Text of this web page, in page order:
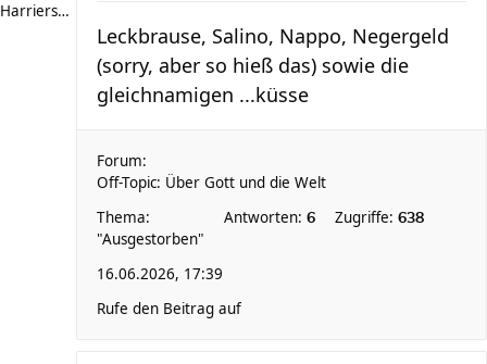
Harriersand reloaded
Leckbrause, Salino, Nappo, Negergeld
(sorry, aber so hieß das) sowie die
gleichnamigen ...küsse
Forum:
Off-Topic: Über Gott und die Welt
Thema:
"Ausgestorben"
Antworten: 6 Zugriffe: 638
16.06.2026, 17:39
Rufe den Beitrag auf